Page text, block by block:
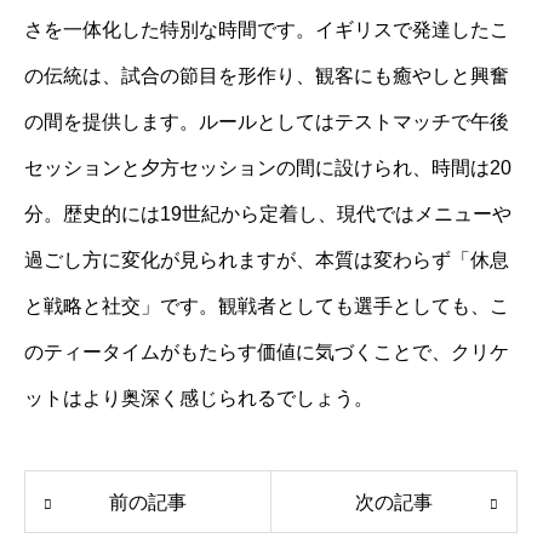
さを一体化した特別な時間です。イギリスで発達したこ
の伝統は、試合の節目を形作り、観客にも癒やしと興奮
の間を提供します。ルールとしてはテストマッチで午後
セッションと夕方セッションの間に設けられ、時間は20
分。歴史的には19世紀から定着し、現代ではメニューや
過ごし方に変化が見られますが、本質は変わらず「休息
と戦略と社交」です。観戦者としても選手としても、こ
のティータイムがもたらす価値に気づくことで、クリケ
ットはより奥深く感じられるでしょう。
前の記事 次の記事